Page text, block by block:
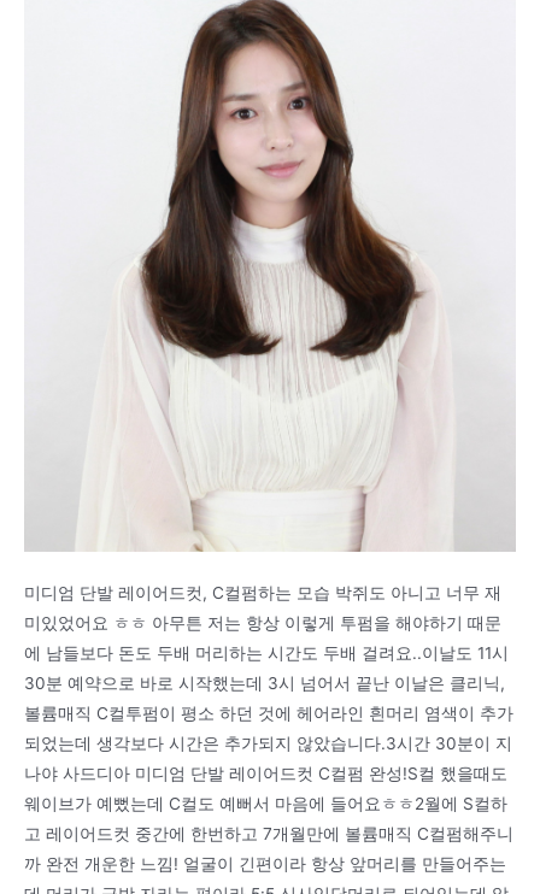
미디엄 단발 레이어드컷, C컬펌하는 모습 박쥐도 아니고 너무 재
미있었어요 ㅎㅎ 아무튼 저는 항상 이렇게 투펌을 해야하기 때문
에 남들보다 돈도 두배 머리하는 시간도 두배 걸려요..이날도 11시
30분 예약으로 바로 시작했는데 3시 넘어서 끝난 이날은 클리닉,
볼륨매직 C컬투펌이 평소 하던 것에 헤어라인 흰머리 염색이 추가
되었는데 생각보다 시간은 추가되지 않았습니다.3시간 30분이 지
나야 사드디아 미디엄 단발 레이어드컷 C컬펌 완성!S컬 했을때도
웨이브가 예뻤는데 C컬도 예뻐서 마음에 들어요ㅎㅎ2월에 S컬하
고 레이어드컷 중간에 한번하고 7개월만에 볼륨매직 C컬펌해주니
까 완전 개운한 느낌! 얼굴이 긴편이라 항상 앞머리를 만들어주는